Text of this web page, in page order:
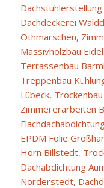
Dachdeckerei
Othmarschen,
Massivholzbau
Terrassenbau
Treppenbau
Lübeck,
Zimmererarbeiten
EPDM Folie
Horn Billstedt,
Dachabdichtung
Norderstedt,